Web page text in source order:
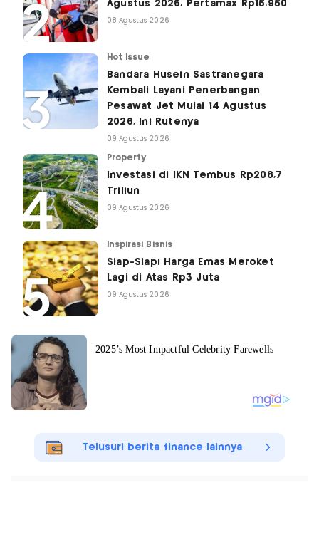
Agustus 2026, Pertamax Rp15.950
08 Agustus 2026
Hot Issue
Bandara Husein Sastranegara
Kembali Layani Penerbangan
Pesawat Jet Mulai 14 Agustus
2026, Ini Rutenya
09 Agustus 2026
Property
Investasi di IKN Tembus Rp208,7
Triliun
09 Agustus 2026
Inspirasi Bisnis
Siap-Siap! Harga Emas Meroket
Lagi di Atas Rp3 Juta
09 Agustus 2026
Telusuri berita finance lainnya